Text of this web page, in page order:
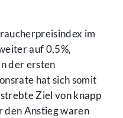
im
auf 0,5%,
der ersten
hat sich somit
Ziel von knapp
den Anstieg waren